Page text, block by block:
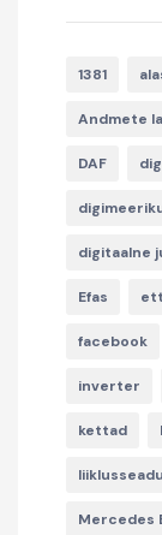
1381
Andmete
DAF
digitaalne
Efas
facebook
inverter
kettad
Mercedes